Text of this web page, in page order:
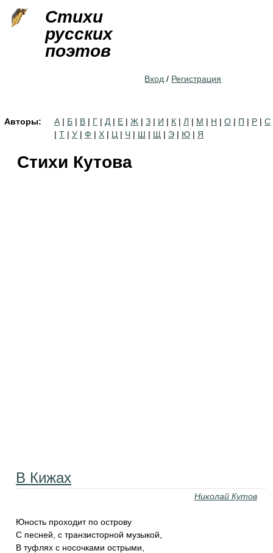
Стихи
русских
поэтов
Вход / Регистрация
Авторы: А | Б | В | Г | Д | Е | Ж | З | И | К | Л | М | Н | О | П | Р | С
| Т | У | Ф | Х | Ц | Ч | Ш | Щ | Э | Ю | Я
Стихи Кутова
В Кижах
Николай Кутов
Юность проходит по острову
С песней, с транзисторной музыкой,
В туфлях с носочками острыми,